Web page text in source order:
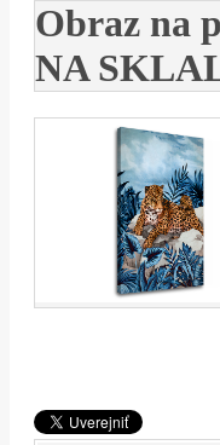
Obraz na
NA